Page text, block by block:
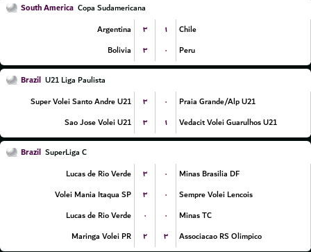
South America Copa Sudamericana
Argentina
۳ ۱
Chile
Bolivia
۳ ۰ Peru
Brazil U21 Liga Paulista
Super Volei Santo Andre U21
۳ ۰
Praia Grande/Alp U21
Sao Jose Volei U21
۳ ۱ Vedacit Volei Guarulhos U21
Brazil SuperLiga C
Lucas de Rio Verde
۳ ۰
Minas Brasilia DF
Volei Mania Itaqua SP
۳ ۰
Sempre Volei Lencois
Lucas de Rio Verde
۰ ۰
Minas TC
Maringa Volei PR
۲ ۳ Associacao RS Olimpico